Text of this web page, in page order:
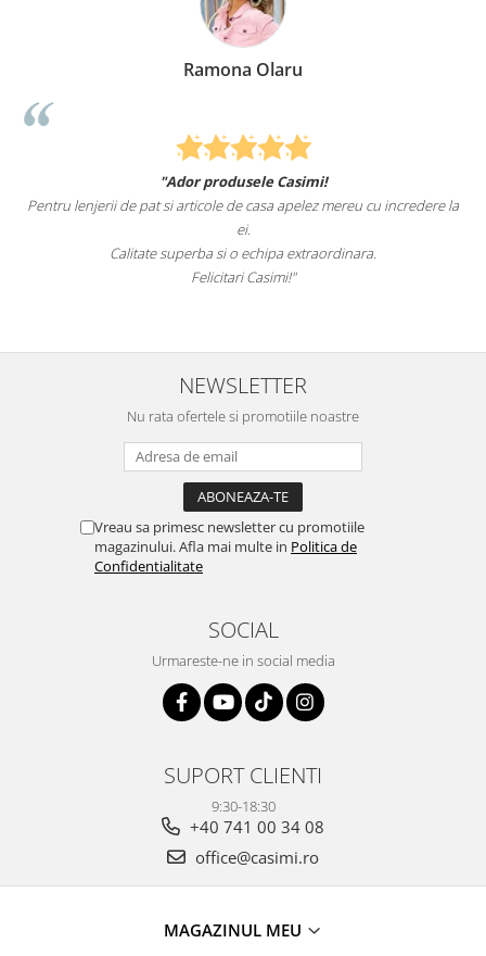
Ramona Olaru
"Ador produsele Casimi!
Pentru lenjerii de pat si articole de casa apelez mereu cu incredere la
ei.
Calitate superba si o echipa extraordinara.
Felicitari Casimi!"
NEWSLETTER
Nu rata ofertele si promotiile noastre
Vreau sa primesc newsletter cu promotiile
magazinului. Afla mai multe in Politica de
Confidentialitate
SOCIAL
Urmareste-ne in social media
SUPORT CLIENTI
9:30-18:30
+40 741 00 34 08
office@casimi.ro
MAGAZINUL MEU